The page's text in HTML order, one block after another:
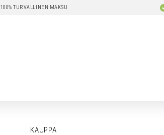
100% TURVALLINEN MAKSU
KAUPPA